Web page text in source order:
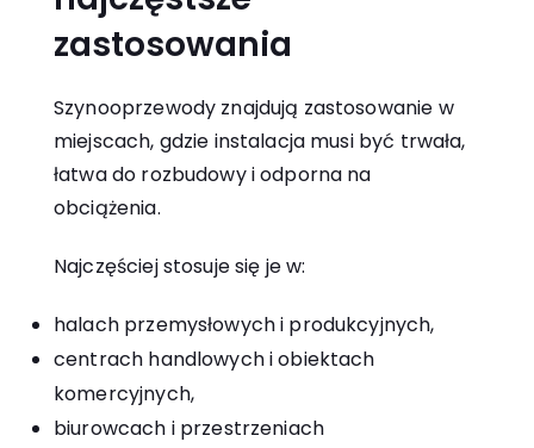
zastosowania
Szynooprzewody znajdują zastosowanie w
miejscach, gdzie instalacja musi być trwała,
łatwa do rozbudowy i odporna na
obciążenia.
Najczęściej stosuje się je w:
halach przemysłowych i produkcyjnych,
centrach handlowych i obiektach
komercyjnych,
biurowcach i przestrzeniach